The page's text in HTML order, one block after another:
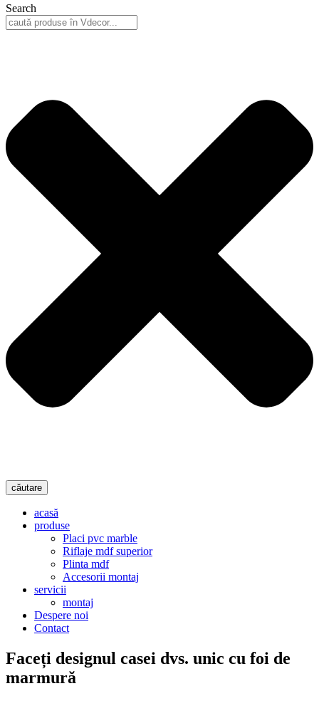
Search
căutare
acasă
produse
Placi pvc marble
Riflaje mdf superior
Plinta mdf
Accesorii montaj
servicii
montaj
Despere noi
Contact
Faceți designul casei dvs. unic cu foi de
marmură